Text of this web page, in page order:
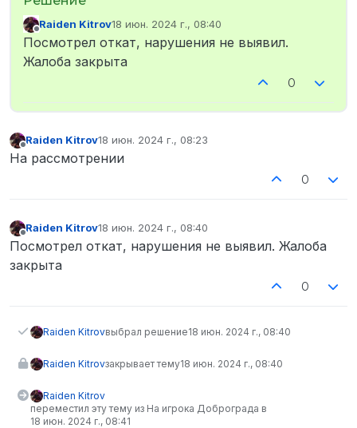
Не в сети
Raiden Kitrov18 июн. 2024 г., 08:40
отредактировано
Посмотрел откат, нарушения не выявил.
Жалоба закрыта
0
Raiden Kitrov18 июн. 2024 г., 08:23
отредактировано
На рассмотрении
0
Не в сети
Raiden Kitrov18 июн. 2024 г., 08:40
отредактировано
Посмотрел откат, нарушения не выявил. Жалоба
закрыта
0
Raiden Kitrovвыбрал решение18 июн. 2024 г., 08:40
Raiden Kitrovзакрывает тему18 июн. 2024 г., 08:40
Raiden Kitrov
переместил эту тему из На игрока Доброграда в
18 июн. 2024 г., 08:41